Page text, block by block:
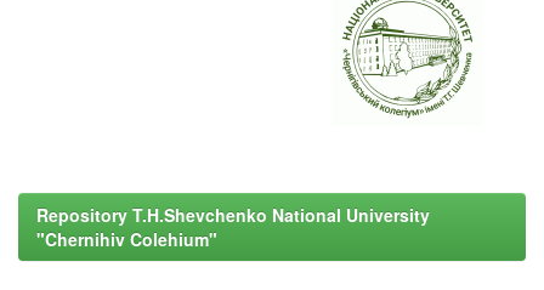
Repository T.H.Shevchenko National University
"Chernihiv Colehium"